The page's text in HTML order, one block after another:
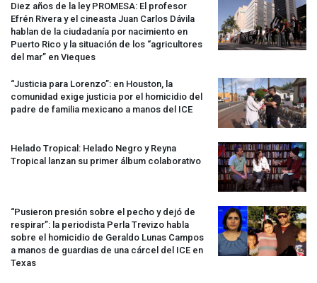
Diez años de la ley PROMESA: El profesor
Efrén Rivera y el cineasta Juan Carlos Dávila
hablan de la ciudadanía por nacimiento en
Puerto Rico y la situación de los “agricultores
del mar” en Vieques
“Justicia para Lorenzo”: en Houston, la
comunidad exige justicia por el homicidio del
padre de familia mexicano a manos del ICE
Helado Tropical: Helado Negro y Reyna
Tropical lanzan su primer álbum colaborativo
“Pusieron presión sobre el pecho y dejó de
respirar”: la periodista Perla Trevizo habla
sobre el homicidio de Geraldo Lunas Campos
a manos de guardias de una cárcel del ICE en
Texas